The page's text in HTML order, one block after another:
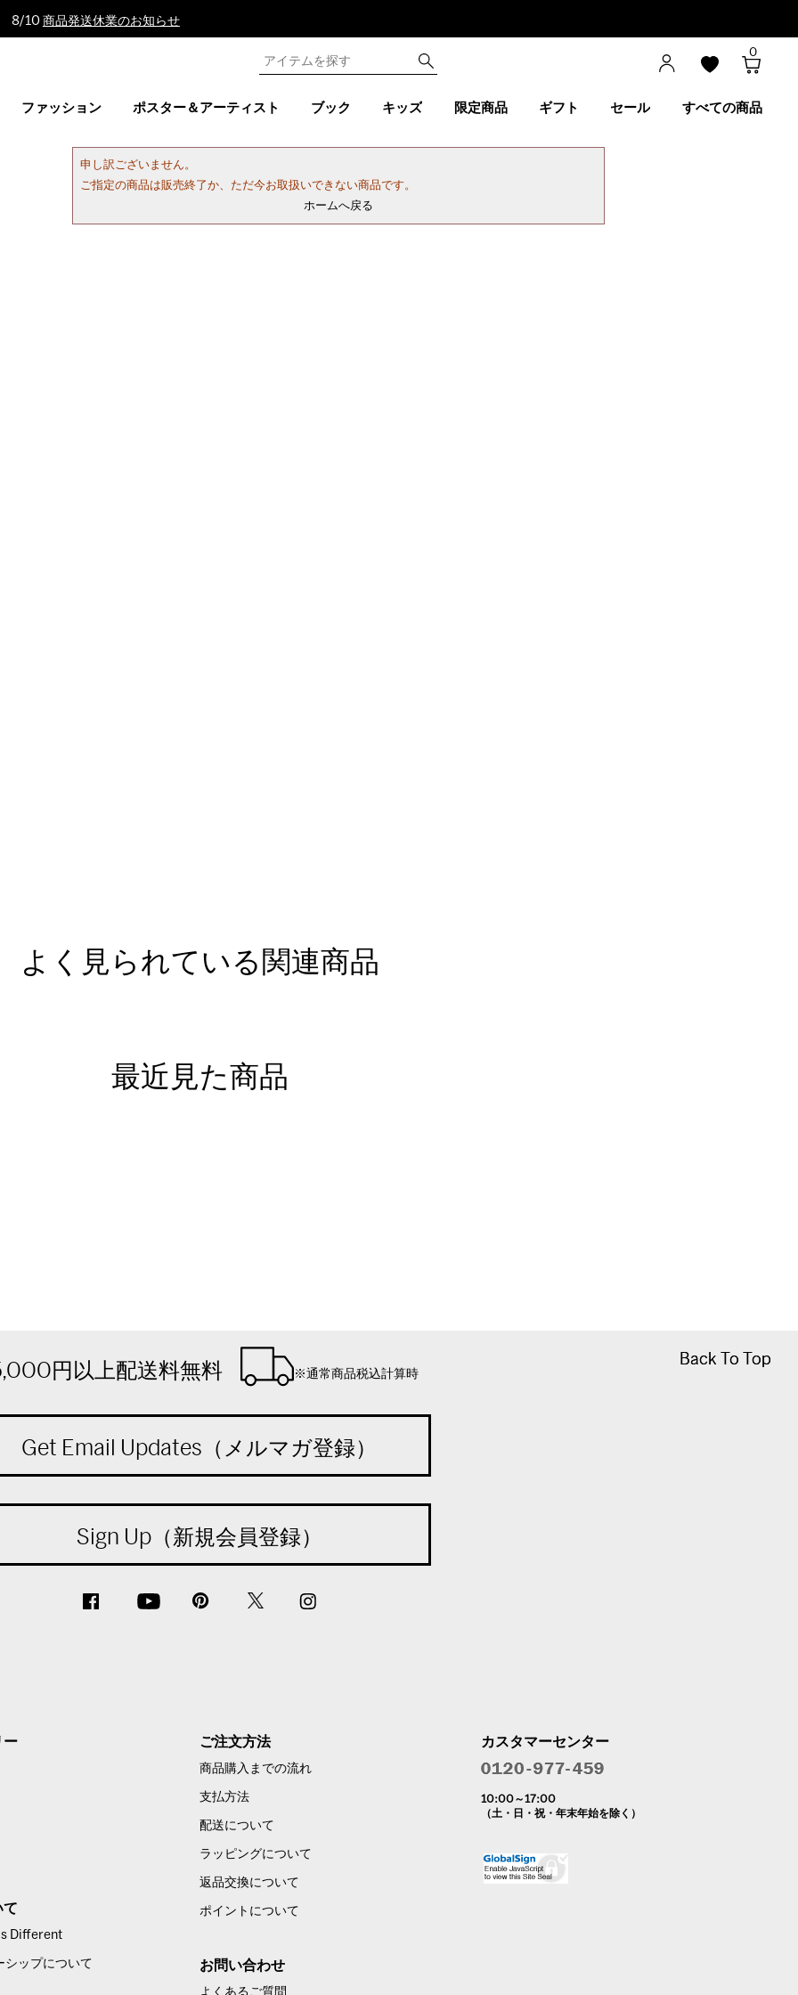
8/10 商品発送休業のお知らせ
0
ファッション ポスター＆アーティスト ブック キッズ 限定商品 ギフト セール すべての商品
申し訳ございません。
ご指定の商品は販売終了か、ただ今お取扱いできない商品です。
ホームへ戻る
よく見られている関連商品
最近見た商品
Back To Top
Back To Top
円以上配送料無料 ※通常商品税込計算時
Get Email Updates（メルマガ登録）
Sign Up（新規会員登録）
ー
て
Different
シップについて
ご注文方法
商品購入までの流れ
支払方法
配送について
ラッピングについて
返品交換について
ポイントについて
お問い合わせ
よくあるご質問
カスタマーセンター
10:00～17:00
（土・日・祝・年末年始を除く）